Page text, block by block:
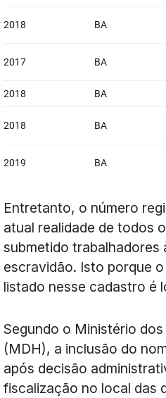
Entretanto, o número
atual realidade de todos
submetido trabalhadores
escravidão. Isto porque
listado nesse cadastro é
Segundo o Ministério
(MDH), a inclusão do
após decisão
fiscalização no local das